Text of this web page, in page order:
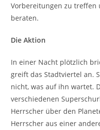
Vorbereitungen zu treffen
beraten.
Die Aktion
In einer Nacht plötzlich
greift das Stadtviertel an.
nicht, was auf ihn wartet.
verschiedenen
Herrscher über den
Herrscher aus einer